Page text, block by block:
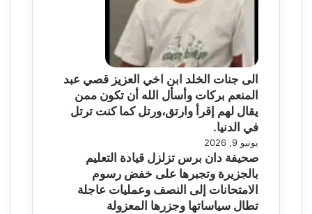
الى جنات الخلد ابن اخي العزيز قصي عبد
المنعم بركات وأسأل الله أن تكون ممن
يقال لهم إقرأ وارتق،ورتل كما كنت ترتل
في الدنيا.
يونيو 9, 2026
صحيفة دان برس تزلزل قيادة التعليم
بالجزيرة وتجبرها على خفض رسوم
الامتحانات إلى النصف وعمليات عاجلة
تطال سياساتها وجزرها المعزولة